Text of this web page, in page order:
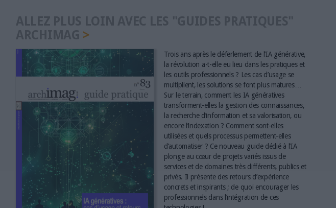
Trois ans après le déferlement de l’IA générative,
la révolution a-t-elle eu lieu dans les pratiques et
les outils professionnels ? Les cas d’usage se
multiplient, les solutions se font plus matures…
Sur le terrain, comment les IA génératives
transforment-elles la gestion des connaissances,
la recherche d’information et sa valorisation, ou
encore l’indexation ? Comment sont-elles
utilisées et quels processus permettent-elles
d’automatiser ? Ce nouveau guide dédié à l’IA
plonge au cœur de projets variés issus de
services et de domaines très différents, publics et
privés. Il présente des retours d’expérience
concrets et inspirants ; de quoi encourager les
professionnels dans l’intégration de ces